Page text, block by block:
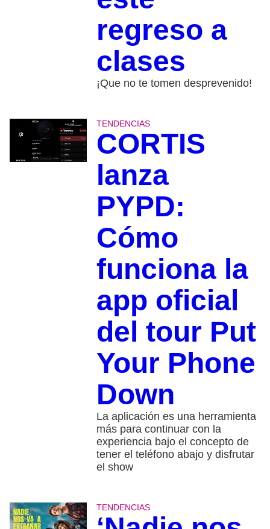
regreso a
clases
¡Que no te tomen desprevenido!
TENDENCIAS
CORTIS
lanza
PYPD:
Cómo
funciona la
app oficial
del tour Put
Your Phone
Down
La aplicación es una herramienta
más para continuar con la
experiencia bajo el concepto de
tener el teléfono abajo y disfrutar
el show
TENDENCIAS